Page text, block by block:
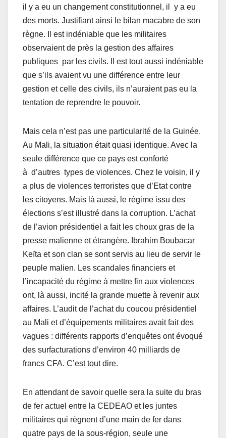
il y a eu un changement constitutionnel, il y a eu
des morts. Justifiant ainsi le bilan macabre de son
règne. Il est indéniable que les militaires
observaient de près la gestion des affaires
publiques par les civils. Il est tout aussi indéniable
que s’ils avaient vu une différence entre leur
gestion et celle des civils, ils n’auraient pas eu la
tentation de reprendre le pouvoir.
Mais cela n’est pas une particularité de la Guinée.
Au Mali, la situation était quasi identique. Avec la
seule différence que ce pays est conforté
à d’autres types de violences. Chez le voisin, il y
a plus de violences terroristes que d’Etat contre
les citoyens. Mais là aussi, le régime issu des
élections s’est illustré dans la corruption. L’achat
de l’avion présidentiel a fait les choux gras de la
presse malienne et étrangère. Ibrahim Boubacar
Keïta et son clan se sont servis au lieu de servir le
peuple malien. Les scandales financiers et
l’incapacité du régime à mettre fin aux violences
ont, là aussi, incité la grande muette à revenir aux
affaires. L’audit de l’achat du coucou présidentiel
au Mali et d’équipements militaires avait fait des
vagues : différents rapports d’enquêtes ont évoqué
des surfacturations d’environ 40 milliards de
francs CFA. C’est tout dire.
En attendant de savoir quelle sera la suite du bras
de fer actuel entre la CEDEAO et les juntes
militaires qui règnent d’une main de fer dans
quatre pays de la sous-région, seule une